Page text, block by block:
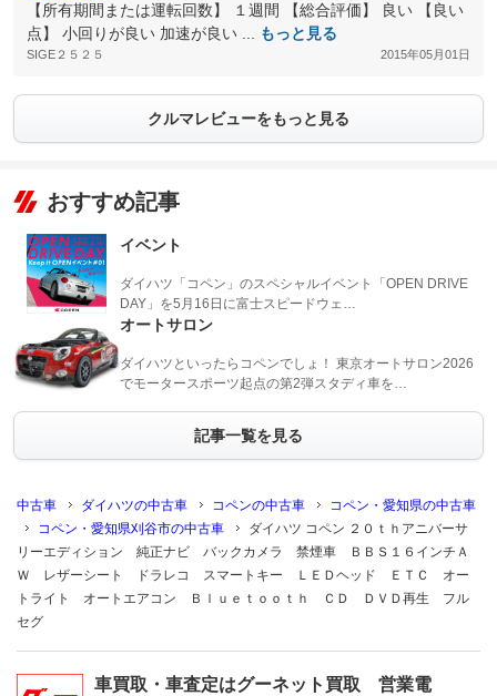
【所有期間または運転回数】 １週間 【総合評価】 良い 【良い
点】 小回りが良い 加速が良い ...
もっと見る
SIGE２５２５ 2015年05月01日
クルマレビューをもっと見る
おすすめ記事
イベント
ダイハツ「コペン」のスペシャルイベント「OPEN DRIVE
DAY」を5月16日に富士スピードウェ…
オートサロン
ダイハツといったらコペンでしょ！ 東京オートサロン2026
でモータースポーツ起点の第2弾スタディ車を…
記事一覧を見る
中古車 ダイハツの中古車 コペンの中古車
コペン・愛知県の中古車
コペン・愛知県刈谷市の中古車
ダイハツ コペン ２０ｔｈアニバーサ
リーエディション 純正ナビ バックカメラ 禁煙車 ＢＢＳ１６インチＡ
Ｗ レザーシート ドラレコ スマートキー ＬＥＤヘッド ＥＴＣ オー
トライト オートエアコン Ｂｌｕｅｔｏｏｔｈ ＣＤ ＤＶＤ再生 フル
セグ
車買取・車査定はグーネット買取 営業電